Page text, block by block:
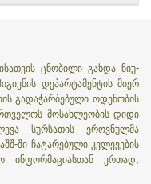
ცნობილი გახდა ნიუ-
დეპარტამენტის მიერ
გადაჭარბებული ოდენობის
მოსახლეობის დიდი
სურსათის ეროვნულმა
ში ჩატარებული კვლევების
ინფორმაციასთან ერთად,